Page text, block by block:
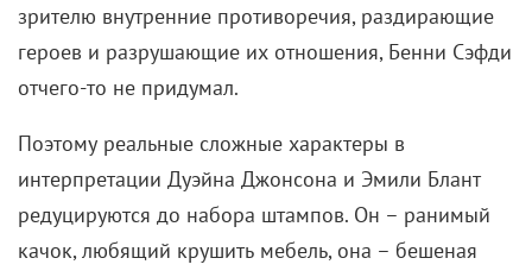
зрителю внутренние противоречия, раздирающие
героев и разрушающие их отношения, Бенни Сэфди
отчего-то не придумал.
Поэтому реальные сложные характеры в
интерпретации Дуэйна Джонсона и Эмили Блант
редуцируются до набора штампов. Он – ранимый
качок, любящий крушить мебель, она – бешеная